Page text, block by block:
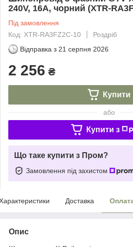
240V, 16A, чорний (XTR-
Під замовлення
Код: XTR-RA3FZ2C-10
Роздріб
Відправка з 21 серпня 2026
2 256 ₴
Купити
або
Купити з
Що таке купити з Пром?
Замовлення під захистом
Доставка
Опис